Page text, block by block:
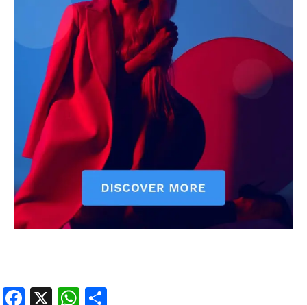
About Us
Privacy Policy
Terms of Use Agreement
Facebook
X WhatsApp
Share